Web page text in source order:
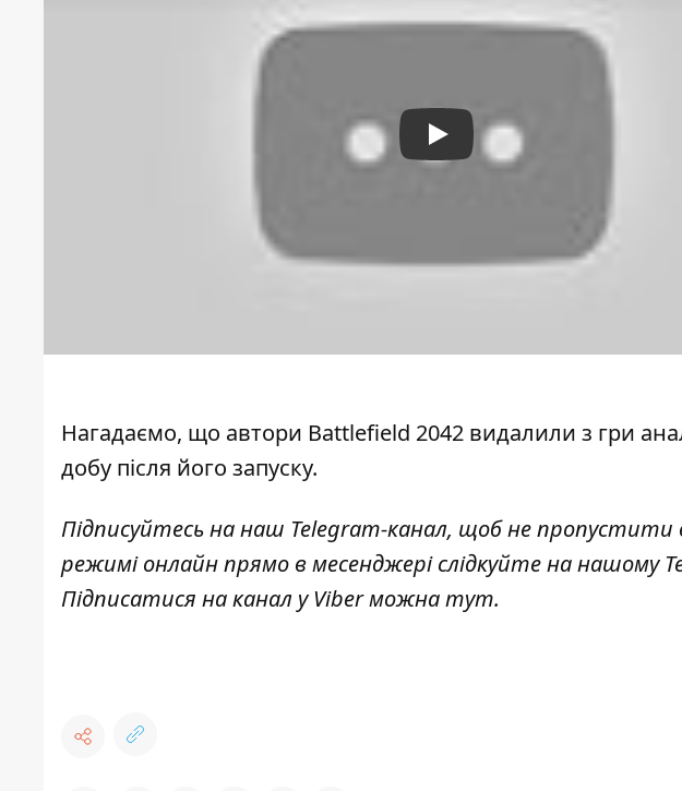
Play
Нагадаємо, що автори Battlefield 2042 видалили з гри
добу після його запуску.
Підписуйтесь на наш Telegram-канал, щоб не пропустити
режимі онлайн прямо в месенджері слідкуйте на нашому
Підписатися на канал у Viber можнатут.